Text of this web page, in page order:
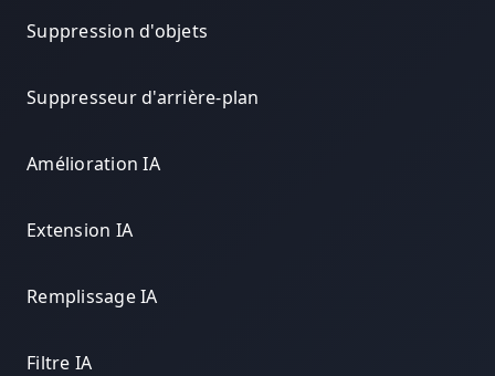
Suppression d'objets
Suppresseur d'arrière-plan
Amélioration IA
Extension IA
Remplissage IA
Filtre IA